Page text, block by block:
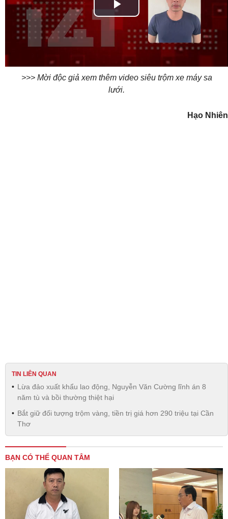
Play
Video
>>> Mời độc giả xem thêm video siêu trộm xe máy sa
lưới.
Hạo Nhiên
TIN LIÊN QUAN
Lừa đảo xuất khẩu lao động, Nguyễn Văn Cường lĩnh án 8
năm tù và bồi thường thiệt hại
Bắt giữ đối tượng trộm vàng, tiền trị giá hơn 290 triệu tại Cần
Thơ
BẠN CÓ THỂ QUAN TÂM